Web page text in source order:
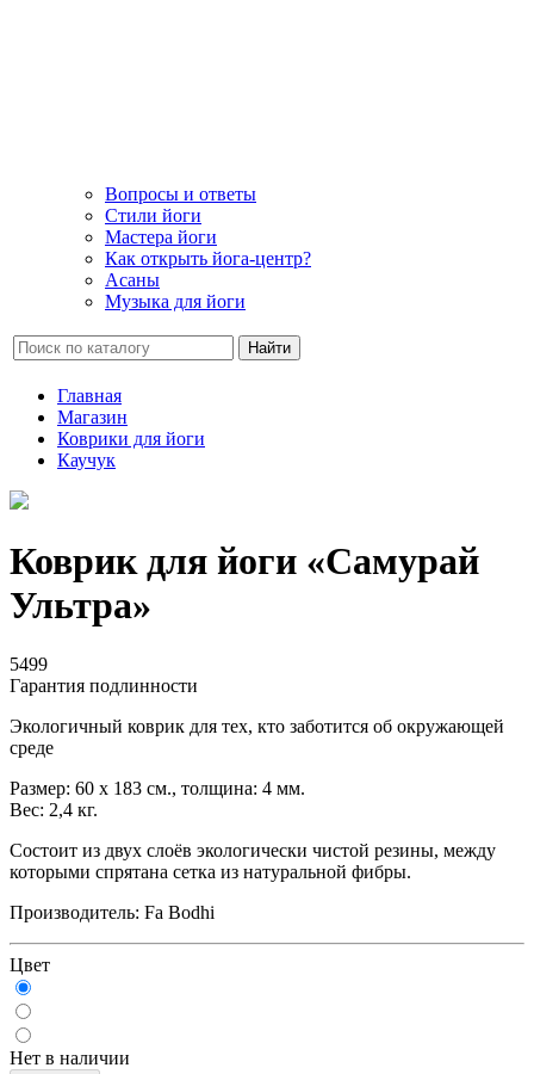
Вопросы и ответы
Стили йоги
Мастера йоги
Как открыть йога-центр?
Асаны
Музыка для йоги
Найти
Главная
Магазин
Коврики для йоги
Каучук
Коврик для йоги «Самурай
Ультра»
5499
Гарантия подлинности
Экологичный коврик для тех, кто заботится об окружающей
среде
Размер: 60 x 183 см., толщина: 4 мм.
Вес: 2,4 кг.
Состоит из двух слоёв экологически чистой резины, между
которыми спрятана сетка из натуральной фибры.
Производитель: Fa Bodhi
Цвет
Нет в наличии